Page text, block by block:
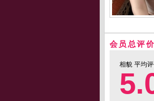
会员总评价
相貌 平均